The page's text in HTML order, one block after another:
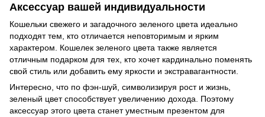
Аксессуар вашей индивидуальности
Кошельки свежего и загадочного зеленого цвета идеально
подходят тем, кто отличается неповторимым и ярким
характером. Кошелек зеленого цвета также является
отличным подарком для тех, кто хочет кардинально поменять
свой стиль или добавить ему яркости и экстравагантности.
Интересно, что по фэн-шуй, символизируя рост и жизнь,
зеленый цвет способствует увеличению дохода. Поэтому
аксессуар этого цвета станет уместным презентом для